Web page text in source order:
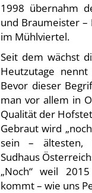
1998 übernahm
und Braumeister –
im Mühlviertel.
Seit dem wächst
Heutzutage
Bevor dieser
man vor allem in
Qualität der
Gebraut wird
sein – ältesten,
Sudhaus
„Noch“ weil
kommt – wie uns